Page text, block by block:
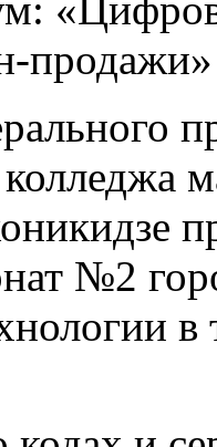
продажи»
колледжа
№2
в